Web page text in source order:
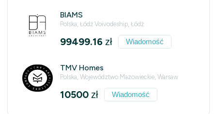
BIAMS
Polska, Łódź Voivodeship, Łódź
99499.16 zł Wiadomość
TMV Homes
Polska, Województwo Mazowieckie, Warsaw
10500 zł Wiadomość